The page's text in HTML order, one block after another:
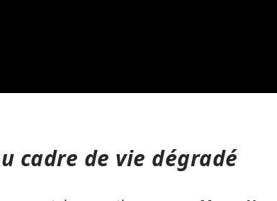
cadre de vie dégradé